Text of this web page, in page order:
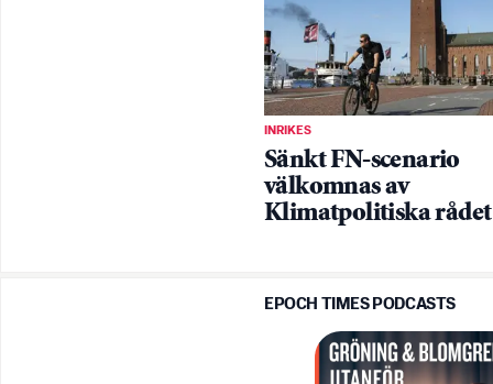
INRIKES
Sänkt FN-scenario
välkomnas av
Klimatpolitiska rådet
EPOCH TIMES PODCASTS